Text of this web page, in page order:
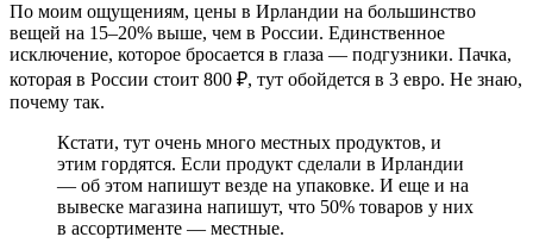
По моим ощущениям, цены в Ирландии на большинство
вещей на 15–20% выше, чем в России. Единственное
исключение, которое бросается в глаза — подгузники. Пачка,
которая в России стоит 800 ₽, тут обойдется в 3 евро. Не знаю,
почему так.
Кстати, тут очень много местных продуктов, и
этим гордятся. Если продукт сделали в Ирландии
— об этом напишут везде на упаковке. И еще и на
вывеске магазина напишут, что 50% товаров у них
в ассортименте — местные.